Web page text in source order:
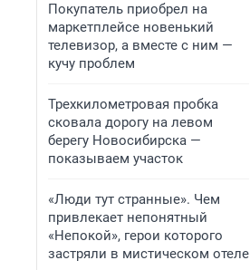
Покупатель приобрел на
маркетплейсе новенький
телевизор, а вместе с ним —
кучу проблем
Трехкилометровая пробка
сковала дорогу на левом
берегу Новосибирска —
показываем участок
«Люди тут странные». Чем
привлекает непонятный
«Непокой», герои которого
застряли в мистическом отеле